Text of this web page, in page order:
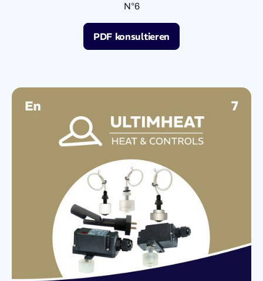
N°6
PDF konsultieren